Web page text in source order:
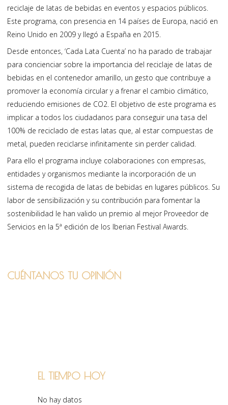
reciclaje de latas de bebidas en eventos y espacios públicos.
Este programa, con presencia en 14 países de Europa, nació en
Reino Unido en 2009 y llegó a España en 2015.
Desde entonces, ‘Cada Lata Cuenta’ no ha parado de trabajar
para concienciar sobre la importancia del reciclaje de latas de
bebidas en el contenedor amarillo, un gesto que contribuye a
promover la economía circular y a frenar el cambio climático,
reduciendo emisiones de CO2. El objetivo de este programa es
implicar a todos los ciudadanos para conseguir una tasa del
100% de reciclado de estas latas que, al estar compuestas de
metal, pueden reciclarse infinitamente sin perder calidad.
Para ello el programa incluye colaboraciones con empresas,
entidades y organismos mediante la incorporación de un
sistema de recogida de latas de bebidas en lugares públicos. Su
labor de sensibilización y su contribución para fomentar la
sostenibilidad le han valido un premio al mejor Proveedor de
Servicios en la 5ª edición de los Iberian Festival Awards.
CUÉNTANOS TU OPINIÓN
EL TIEMPO HOY
No hay datos